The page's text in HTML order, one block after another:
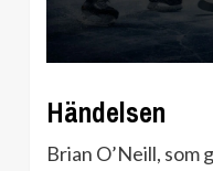
Händelsen
Brian O’Neill, som